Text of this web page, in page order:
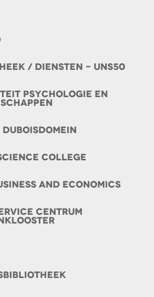
/ Diensten - UNS50
Psychologie en
Duboisdomein
College
and Economics
Centrum